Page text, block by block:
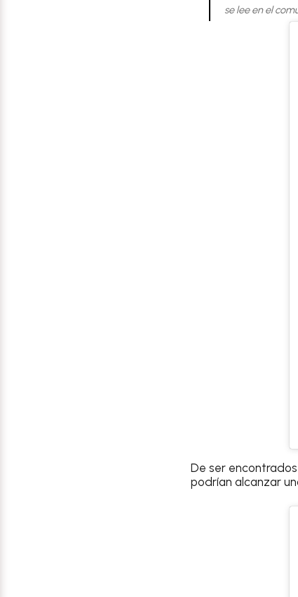
se lee en el
De ser
podrían alcanzar